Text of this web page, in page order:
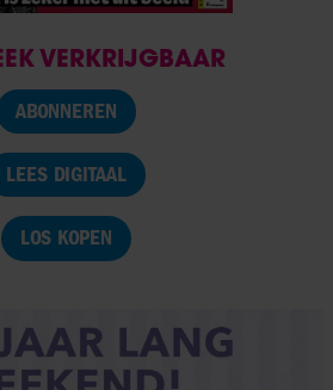
VERKRIJGBAAR
ABONNEREN
LEES DIGITAAL
LOS KOPEN